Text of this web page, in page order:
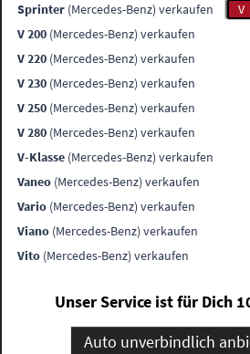
Sprinter (Mercedes-Benz) verkaufen
V
V 200 (Mercedes-Benz) verkaufen
V 220 (Mercedes-Benz) verkaufen
V 230 (Mercedes-Benz) verkaufen
V 250 (Mercedes-Benz) verkaufen
V 280 (Mercedes-Benz) verkaufen
V-Klasse (Mercedes-Benz) verkaufen
Vaneo (Mercedes-Benz) verkaufen
Vario (Mercedes-Benz) verkaufen
Viano (Mercedes-Benz) verkaufen
Vito (Mercedes-Benz) verkaufen
Unser Service ist für Dich
Auto unverbindlich